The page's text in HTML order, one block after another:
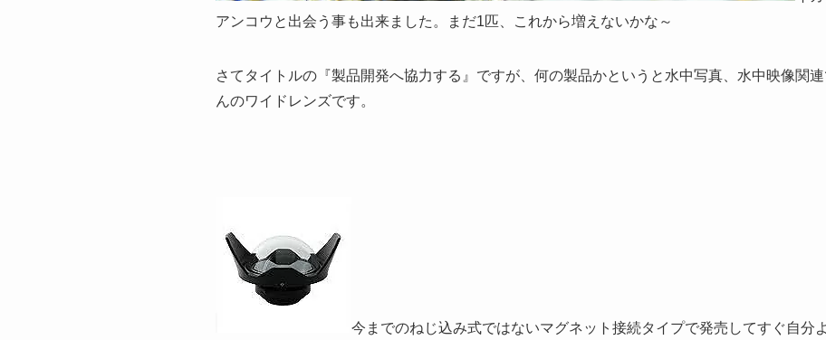
アンコウと出会う事も出来ました。まだ1匹、これから増えないかな～
さてタイトルの『製品開発へ協力する』ですが、何の製品かというと水中写真、水中映像関
んのワイドレンズです。
今までのねじ込み式ではないマグネット接続タイプで発売してすぐ自分